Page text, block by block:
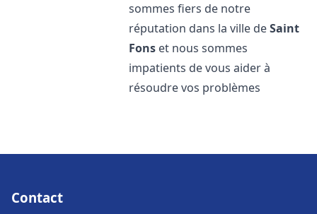
sommes fiers de notre
réputation dans la ville deSaint
Fons et nous sommes
impatients de vous aider à
résoudre vos problèmes
Contact